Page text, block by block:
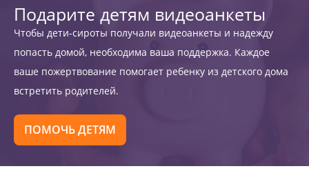
Подарите детям видеоанкеты
Чтобы дети-сироты получали видеоанкеты и надежду
попасть домой, необходима ваша поддержка. Каждое
ваше пожертвование помогает ребенку из детского дома
встретить родителей.
ПОМОЧЬ ДЕТЯМ